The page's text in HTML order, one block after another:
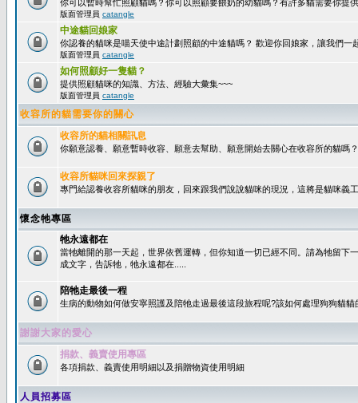
你可以暫時幫忙照顧貓嗎？你可以照顧要餵奶的幼貓嗎？有許多貓需要你提
版面管理員 catangle
中途貓回娘家
你認養的貓咪是喵天使中途計劃照顧的中途貓嗎？ 歡迎你回娘家，讓我們一
版面管理員 catangle
如何照顧好一隻貓？
提供照顧貓咪的知識、方法、經驗大彙集~~~
版面管理員 catangle
收容所的貓需要你的關心
收容所的貓相關訊息
你願意認養、願意暫時收容、願意去幫助、願意開始去關心在收容所的貓嗎？
收容所貓咪回來探親了
專門給認養收容所貓咪的朋友，回來跟我們說說貓咪的現況，這將是貓咪義
懷念牠專區
牠永遠都在
當牠離開的那一天起，世界依舊運轉，但你知道一切已經不同。請為牠留下
成文字，告訴牠，牠永遠都在.....
陪牠走最後一程
生病的動物如何做安寧照護及陪牠走過最後這段旅程呢?該如何處理狗狗貓貓
謝謝大家的愛心
捐款、義賣使用專區
各項捐款、義賣使用明細以及捐贈物資使用明細
人員招募區